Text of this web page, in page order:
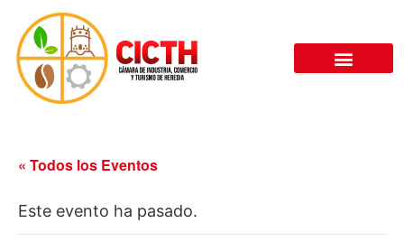
« Todos los Eventos
Este evento ha pasado.